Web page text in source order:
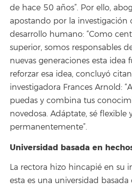
de hace 50 años”. Por ello,
apostando por la investigación
desarrollo humano: “Como
superior, somos responsables
nuevas generaciones esta idea
reforzar esa idea, concluyó
investigadora Frances Arnold:
puedas y combina tus
novedosa. Adáptate, sé flexible
permanentemente”.
Universidad basada en
La rectora hizo hincapié en su
esta es una universidad basada